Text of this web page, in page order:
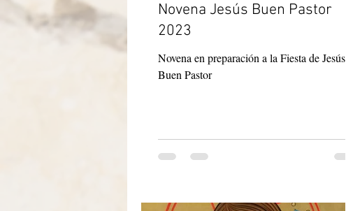
Novena Jesús Buen Pastor
2023
Novena en preparación a la Fiesta de Jesús
Buen Pastor